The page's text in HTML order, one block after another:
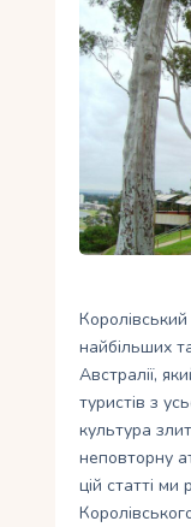
Блог
Контакти
найбільших
Австралії,
туристів з
культура
неповторну
цій статті ми